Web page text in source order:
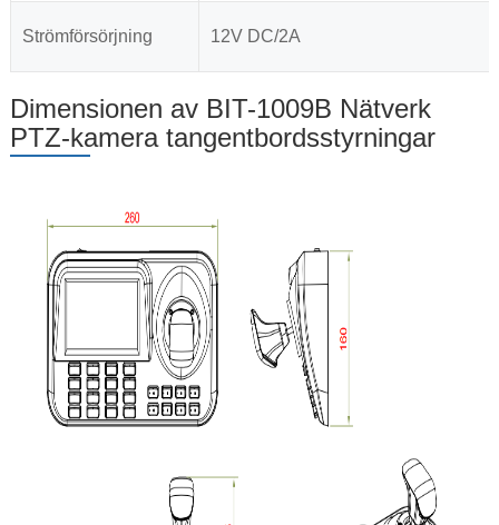
Strömförsörjning 12V DC/2A
Dimensionen av BIT-1009B Nätverk
PTZ-kamera tangentbordsstyrningar